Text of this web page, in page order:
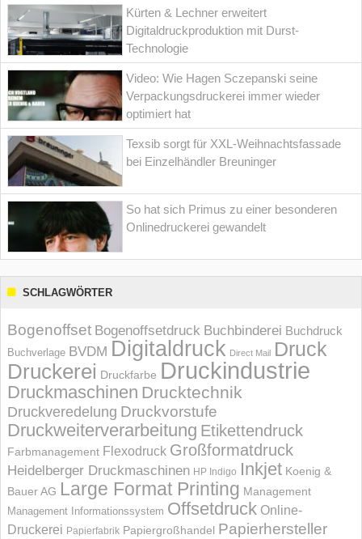
Kürten & Lechner erweitert
Digitaldruckproduktion mit Durst-
Technologie
Video: Wie Hagen Sczepanski seine
Verpackungsdruckerei immer wieder
optimiert hat
Texsib sorgt für XXL-Weihnachtsfassade
bei Einzelhändler Breuninger
So hat sich Primus zu einer besonderen
Onlinedruckerei gewandelt
SCHLAGWÖRTER
Bogenoffset Bogenoffsetdruck Buchbinderei Buchdruck
Buchverlage BVDM Digitaldruck Direct Mail Druck
Druckerei Druckfarbe Druckindustrie
Druckmaschinen Drucktechnik
Druckveredelung Druckvorstufe
Druckweiterverarbeitung Etikettendruck
Farbmanagement Flexodruck Großformatdruck
Heidelberger Druckmaschinen HP Indigo Inkjet Koenig &
Bauer AG Large Format Printing Management
Management Informations­system Offsetdruck Online-
Druckerei Papierfabrik Papiergroßhandel Papierhersteller